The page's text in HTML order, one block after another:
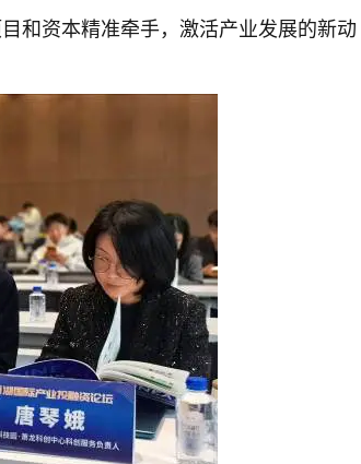
和资本精准牵手，激活产业发展的新动